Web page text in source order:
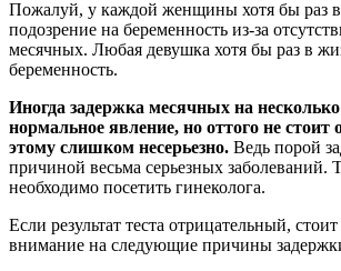
Пожалуй, у каждой женщины хотя бы раз
подозрение на беременность из-за
месячных. Любая девушка хотя бы раз в
беременность.
Иногда задержка месячных на
нормальное явление, но оттого не стоит
этому слишком несерьезно. Ведь порой
причиной весьма серьезных заболеваний.
необходимо посетить гинеколога.
Если результат теста отрицательный,
внимание на следующие причины